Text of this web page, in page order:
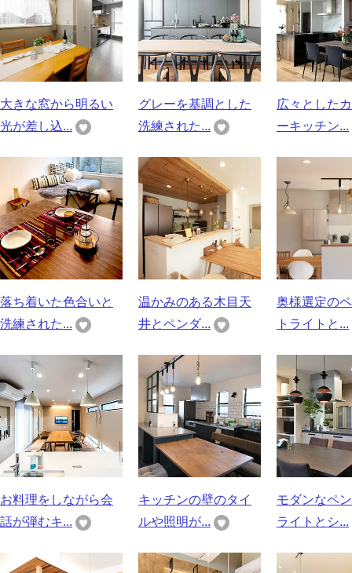
大きな窓から明るい
光が差し込...
グレーを基調とした
洗練された...
広々とした
ーキッチン...
落ち着いた色合いと
洗練された...
温かみのある木目天
井とペンダ...
奥様選定の
トライトと...
お料理をしながら会
話が弾むキ...
キッチンの壁のタイ
ルや照明が...
モダンなペ
ライトとシ...